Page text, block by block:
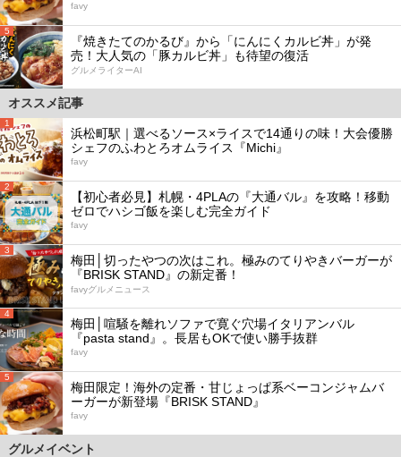
favy
5
『焼きたてのかるび』から「にんにくカルビ丼」が発
売！大人気の「豚カルビ丼」も待望の復活
グルメライターAI
オススメ記事
1
浜松町駅｜選べるソース×ライスで14通りの味！大会優勝
シェフのふわとろオムライス『Michi』
favy
2
【初心者必見】札幌・4PLAの『大通バル』を攻略！移動
ゼロでハシゴ飯を楽しむ完全ガイド
favy
3
梅田│切ったやつの次はこれ。極みのてりやきバーガーが
『BRISK STAND』の新定番！
favyグルメニュース
4
梅田│喧騒を離れソファで寛ぐ穴場イタリアンバル
『pasta stand』。長居もOKで使い勝手抜群
favy
5
梅田限定！海外の定番・甘じょっぱ系ベーコンジャムバ
ーガーが新登場『BRISK STAND』
favy
グルメイベント